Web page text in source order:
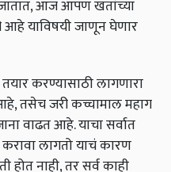
आज आपण खतांच्या
आहे याविषयी जाणून घेणार
करण्यासाठी लागणारा
तसेच जरी कच्चामाल महाग
वाढत आहे. याचा सर्वात
लागतो याचं कारण
होत नाही, तर सर्व काही